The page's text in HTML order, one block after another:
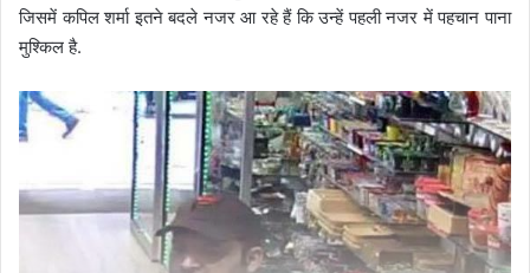
जिसमें कपिल शर्मा इतने बदले नजर आ रहे हैं क‍ि उन्‍हें पहली नजर में पहचान पाना
मुश्‍क‍िल है.